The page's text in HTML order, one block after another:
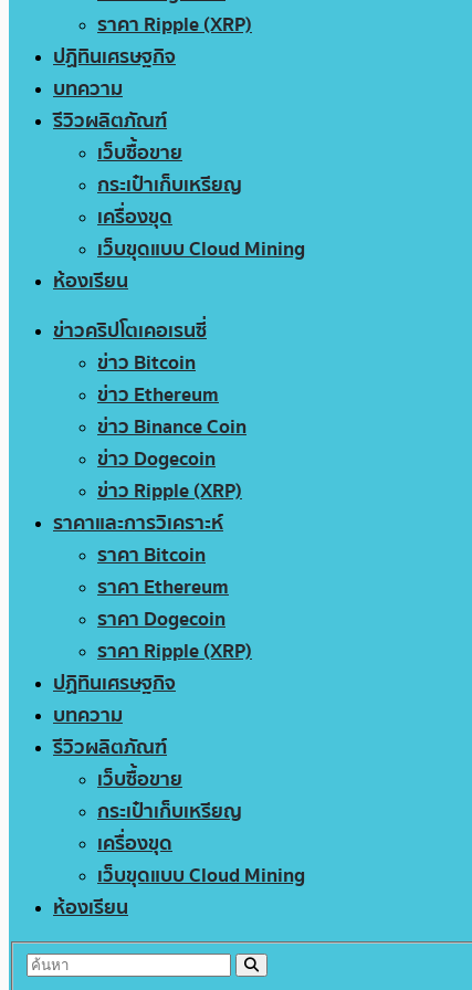
ราคา Ripple (XRP)
ปฏิทินเศรษฐกิจ
บทความ
รีวิวผลิตภัณฑ์
เว็บซื้อขาย
กระเป๋าเก็บเหรียญ
เครื่องขุด
เว็บขุดแบบ Cloud Mining
ห้องเรียน
ข่าวคริปโตเคอเรนซี่
ข่าว Bitcoin
ข่าว Ethereum
ข่าว Binance Coin
ข่าว Dogecoin
ข่าว Ripple (XRP)
ราคาและการวิเคราะห์
ราคา Bitcoin
ราคา Ethereum
ราคา Dogecoin
ราคา Ripple (XRP)
ปฏิทินเศรษฐกิจ
บทความ
รีวิวผลิตภัณฑ์
เว็บซื้อขาย
กระเป๋าเก็บเหรียญ
เครื่องขุด
เว็บขุดแบบ Cloud Mining
ห้องเรียน